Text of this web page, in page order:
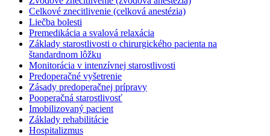
Celkové znecitlivenie (celková anestézia)
Liečba bolesti
Premedikácia a svalová relaxácia
Základy starostlivosti o chirurgického pacienta na
štandardnom lôžku
Monitorácia v intenzívnej starostlivosti
Predoperačné vyšetrenie
Zásady predoperačnej prípravy
Pooperačná starostlivosť
Imobilizovaný pacient
Základy rehabilitácie
Hospitalizmus